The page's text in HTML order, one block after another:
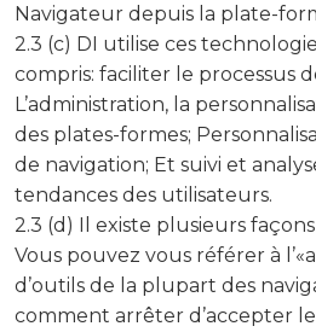
Navigateur depuis la plate-
2.3 (c) DI utilise ces
compris: faciliter le processus
L’administration, la
des plates-formes;
de navigation; Et suivi et
tendances des utilisateurs.
2.3 (d) Il existe plusieurs
Vous pouvez vous référer à
d’outils de la plupart des
comment arrêter d’accepter